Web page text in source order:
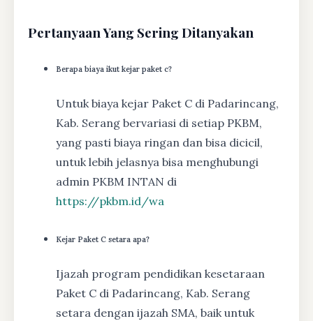
Pertanyaan Yang Sering Ditanyakan
Berapa biaya ikut kejar paket c?
Untuk biaya kejar Paket C di Padarincang,
Kab. Serang bervariasi di setiap PKBM,
yang pasti biaya ringan dan bisa dicicil,
untuk lebih jelasnya bisa menghubungi
admin PKBM INTAN di
https://pkbm.id/wa
Kejar Paket C setara apa?
Ijazah program pendidikan kesetaraan
Paket C di Padarincang, Kab. Serang
setara dengan ijazah SMA, baik untuk